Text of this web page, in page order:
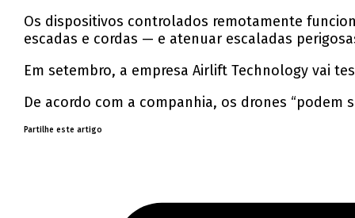
Os dispositivos controlados remotamente
escadas e cordas — e atenuar escaladas
Em setembro, a empresa Airlift Technology vai
De acordo com a companhia, os drones “podem
Partilhe este artigo